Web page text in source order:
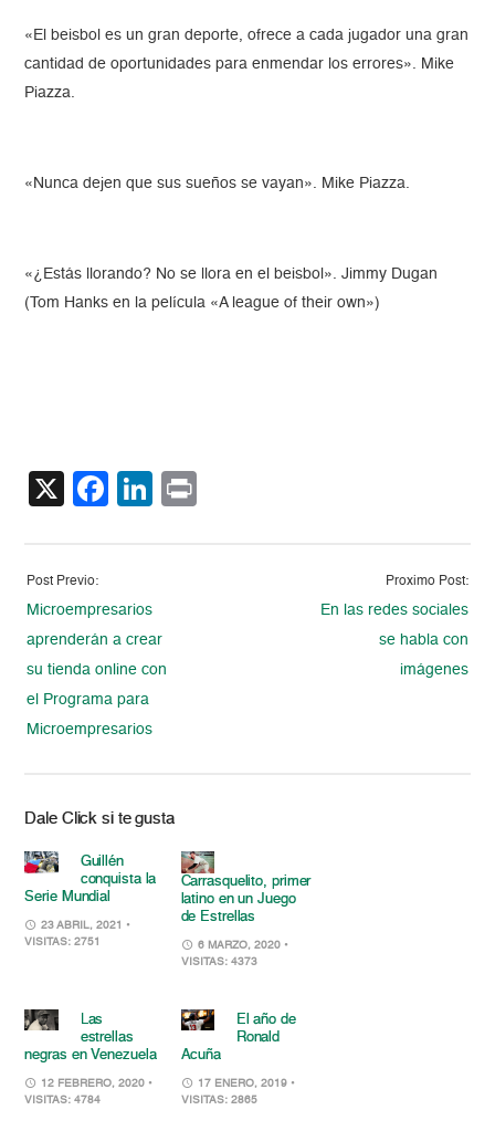
«El beisbol es un gran deporte, ofrece a cada jugador una gran
cantidad de oportunidades para enmendar los errores». Mike
Piazza.
«Nunca dejen que sus sueños se vayan». Mike Piazza.
«¿Estás llorando? No se llora en el beisbol». Jimmy Dugan
(Tom Hanks en la película «A league of their own»)
X Facebook
LinkedIn
Post Previo:
Microempresarios
aprenderán a crear
su tienda online con
el Programa para
Microempresarios
Proximo Post:
En las redes sociales
se habla con
imágenes
Dale Click si te gusta
Guillén
conquista la
Serie Mundial
23 ABRIL, 2021 •
VISITAS: 2751
Carrasquelito, primer
latino en un Juego
de Estrellas
6 MARZO, 2020 •
VISITAS: 4373
Las
estrellas
negras en Venezuela
12 FEBRERO, 2020 •
VISITAS: 4784
El año de
Ronald
Acuña
17 ENERO, 2019 •
VISITAS: 2865